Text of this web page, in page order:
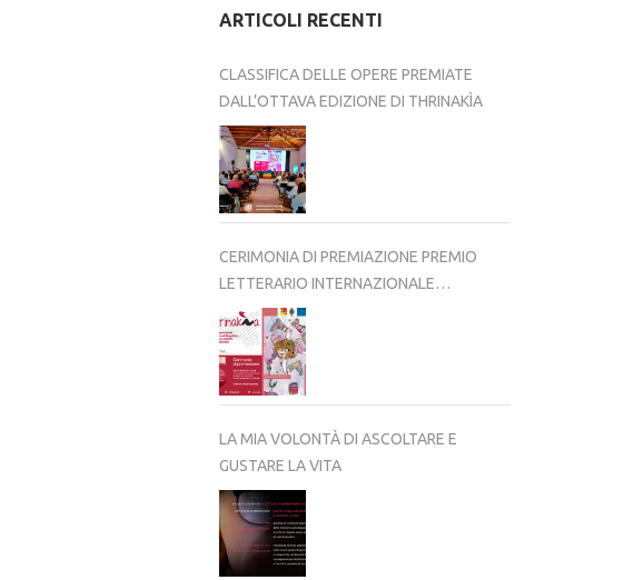
ARTICOLI RECENTI
CLASSIFICA DELLE OPERE PREMIATE
DALL’OTTAVA EDIZIONE DI THRINAKÌA
CERIMONIA DI PREMIAZIONE PREMIO
LETTERARIO INTERNAZIONALE
THRINAKÌA – VIII EDIZIONE 2025-2026
LA MIA VOLONTÀ DI ASCOLTARE E
GUSTARE LA VITA